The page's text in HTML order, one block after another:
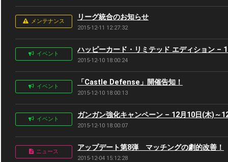
メンテナンス リーグ統合のお知らせ
2015-12-11 12:27:32
イベント ハッピーカード・リミテッド エディション –
2015-12-10 18:00:24
イベント 「Castle Defense」開催告知！
2015-12-10 18:00:13
イベント ガンガン強化キャンペーン – 12月10日(木)～
2015-12-10 18:00:07
ニュース アップデート第8弾 マッチングの劇的改善！
2015-12-04 15:12:28